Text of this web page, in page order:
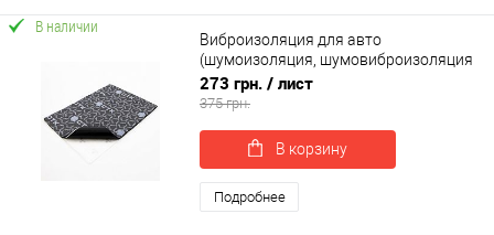
В наличии
Виброизоляция для авто
(шумоизоляция, шумовиброизоляция
автомобиля) Acoustics SANDWICH
500х370х8 мм (56432)
273 грн. / лист
375 грн.
В корзину
Подробнее